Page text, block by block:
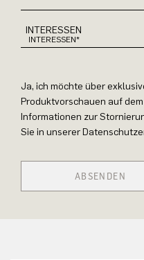
INTERESSEN
Ja, ich möchte über
Produktvorschauen auf
Informationen zur
Sie in unserer
ABSENDEN